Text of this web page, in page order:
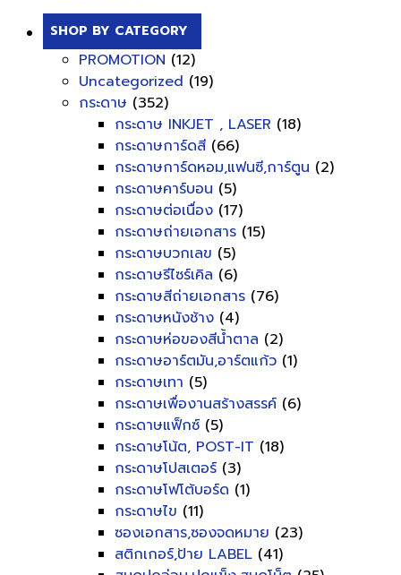
SHOP BY CATEGORY
PROMOTION (12)
Uncategorized (19)
กระดาษ (352)
กระดาษ INKJET , LASER (18)
กระดาษการ์ดสี (66)
กระดาษการ์ดหอม,แฟนซี,การ์ตูน (2)
กระดาษคาร์บอน (5)
กระดาษต่อเนื่อง (17)
กระดาษถ่ายเอกสาร (15)
กระดาษบวกเลข (5)
กระดาษรีไซร์เคิล (6)
กระดาษสีถ่ายเอกสาร (76)
กระดาษหนังช้าง (4)
กระดาษห่อของสีน้ำตาล (2)
กระดาษอาร์ตมัน,อาร์ตแก้ว (1)
กระดาษเทา (5)
กระดาษเพื่องานสร้างสรรค์ (6)
กระดาษแฟ็กซ์ (5)
กระดาษโน้ต, POST-IT (18)
กระดาษโปสเตอร์ (3)
กระดาษโฟโต้บอร์ด (1)
กระดาษไข (11)
ซองเอกสาร,ซองจดหมาย (23)
สติกเกอร์,ป้าย LABEL (41)